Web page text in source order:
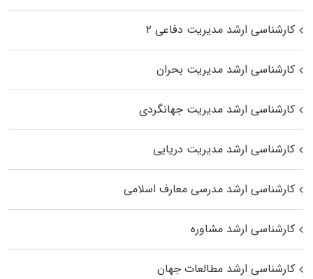
کارشناسی ارشد مدیریت دفاعی ۲
کارشناسی ارشد مدیریت بحران
کارشناسی ارشد مدیریت جهانگردی
کارشناسی ارشد مدیریت دریایی
کارشناسی ارشد مدرسی معارف اسلامی
کارشناسی ارشد مشاوره
کارشناسی ارشد مطالعات جهان